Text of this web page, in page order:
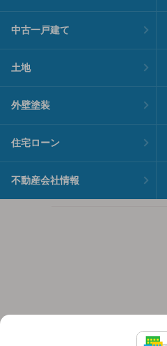
中古一戸建て
土地
外壁塗装
住宅ローン
不動産会社情報